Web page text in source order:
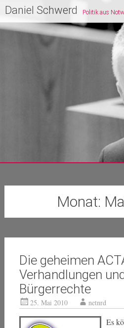
Zum
Inhalt
springen
Daniel Schwerd Politik aus
Monat:
Die geheimen
Verhandlungen
Bürgerrechte
25. Mai 2010 netnrd
Es